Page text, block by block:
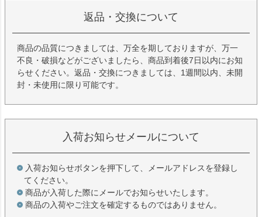
返品・交換について
商品の品質につきましては、万全を期しておりますが、万一
不良・破損などがございましたら、商品到着後7日以内にお知
らせください。返品・交換につきましては、1週間以内、未開
封・未使用に限り可能です。
入荷お知らせメールについて
入荷お知らせボタンを押下して、メールアドレスを登録し
てください。
商品が入荷した際にメールでお知らせいたします。
商品の入荷やご注文を確定するものではありません。